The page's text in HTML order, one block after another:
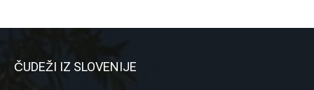
ČUDEŽI IZ SLOVENIJE